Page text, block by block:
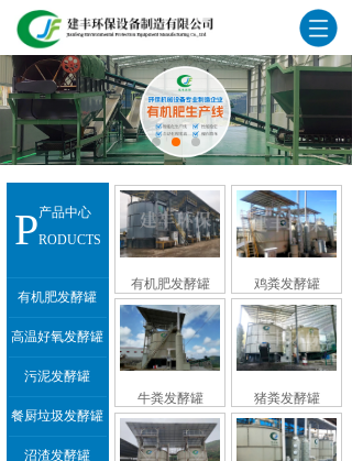
产品中心
PRODUCTS
有机肥发酵罐
高温好氧发酵罐
污泥发酵罐
餐厨垃圾发酵罐
沼渣发酵罐
有机肥发酵罐 鸡粪发酵罐
牛粪发酵罐 猪粪发酵罐